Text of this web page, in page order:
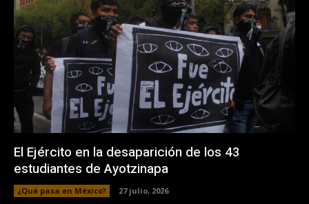
El Ejército en la desaparición de los 43
estudiantes de Ayotzinapa
¿Qué pasa en México? 27 julio, 2026